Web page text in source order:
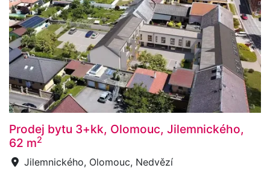
Prodej bytu 3+kk, Olomouc, Jilemnického,
62 m2
Jilemnického, Olomouc, Nedvězí